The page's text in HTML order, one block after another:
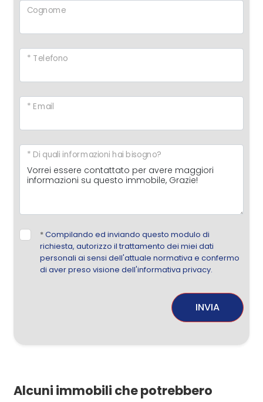
Cognome
* Telefono
* Email
* Di quali informazioni hai bisogno?
*Compilando ed inviando questo modulo di
richiesta, autorizzo il trattamento dei miei dati
personali ai sensi dell'attuale normativa e confermo
di aver preso visione dell'informativa privacy.
INVIA
Alcuni immobili che potrebbero